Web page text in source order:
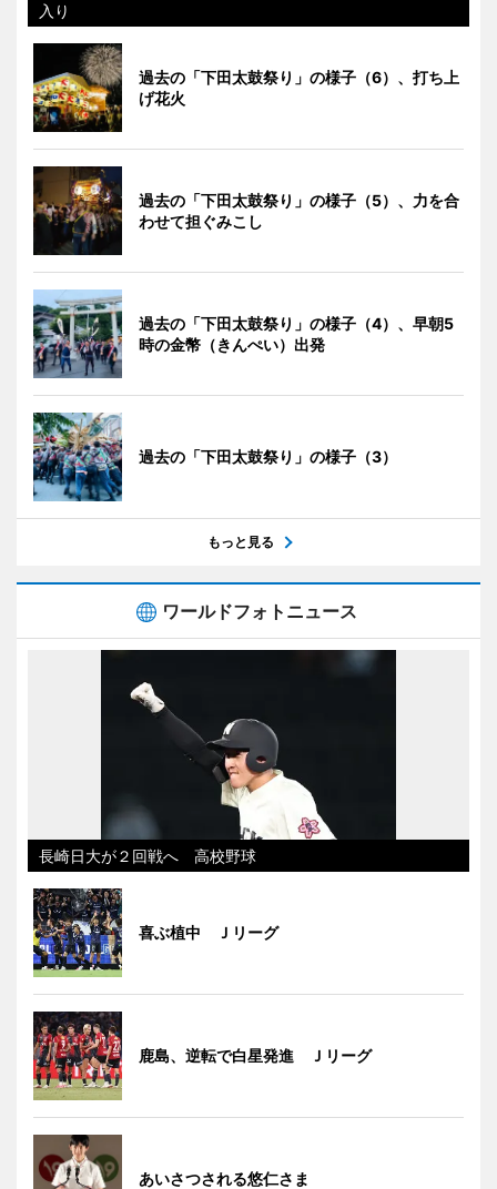
入り
過去の「下田太鼓祭り」の様子（6）、打ち上
げ花火
過去の「下田太鼓祭り」の様子（5）、力を合
わせて担ぐみこし
過去の「下田太鼓祭り」の様子（4）、早朝5
時の金幣（きんぺい）出発
過去の「下田太鼓祭り」の様子（3）
もっと見る
ワールドフォトニュース
長崎日大が２回戦へ 高校野球
喜ぶ植中 Ｊリーグ
鹿島、逆転で白星発進 Ｊリーグ
あいさつされる悠仁さま